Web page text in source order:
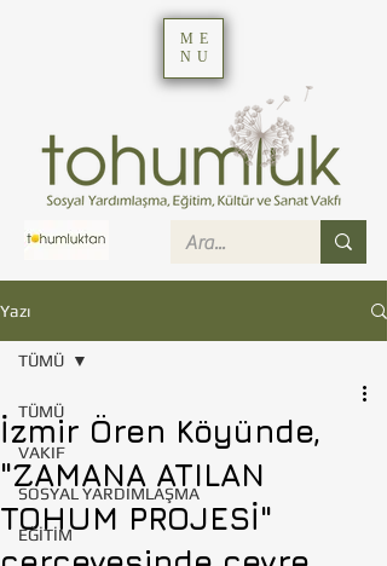
ME
NU
Yazı
TÜMÜ
VAKIF
SOSYAL YARDIMLAŞMA
EĞİTİM
TÜMÜ
İzmir Ören Köyünde,
"ZAMANA ATILAN
TOHUM PROJESİ"